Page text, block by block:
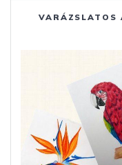
VARÁZSLATOS